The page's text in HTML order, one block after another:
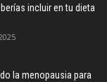
incluir en tu dieta
la menopausia para